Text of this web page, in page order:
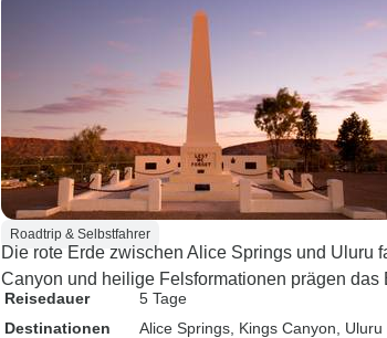
Roadtrip & Selbstfahrer
Die rote Erde zwischen Alice Springs und Uluru
Canyon und heilige Felsformationen prägen
Reisedauer
5 Tage
Destinationen
Alice Springs , Kings Canyon , Uluru